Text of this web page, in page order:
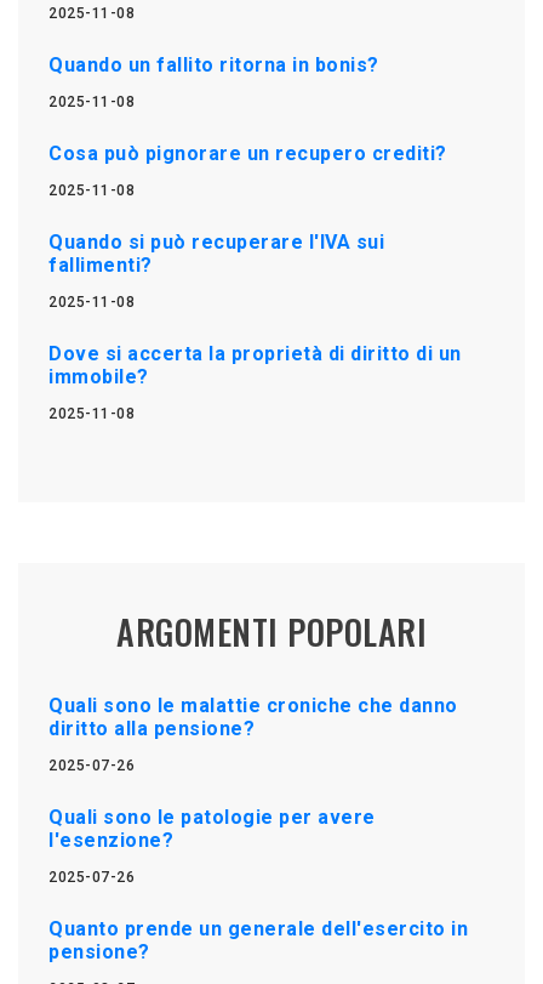
2025-11-08
Quando un fallito ritorna in bonis?
2025-11-08
Cosa può pignorare un recupero crediti?
2025-11-08
Quando si può recuperare l'IVA sui
fallimenti?
2025-11-08
Dove si accerta la proprietà di diritto di un
immobile?
2025-11-08
ARGOMENTI POPOLARI
Quali sono le malattie croniche che danno
diritto alla pensione?
2025-07-26
Quali sono le patologie per avere
l'esenzione?
2025-07-26
Quanto prende un generale dell'esercito in
pensione?